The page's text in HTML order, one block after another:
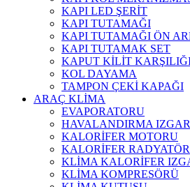
KAPI LED ŞERİT
KAPI TUTAMAĞI
KAPI TUTAMAĞI ÖN
KAPI TUTAMAK SET
KAPUT KİLİT
KOL DAYAMA
TAMPON ÇEKİ KAPAĞI
ARAÇ KLİMA
EVAPORATORU
HAVALANDIRMA
KALORİFER MOTORU
KALORİFER RADYATÖR
KLİMA KALORİFER
KLİMA KOMPRESÖRÜ